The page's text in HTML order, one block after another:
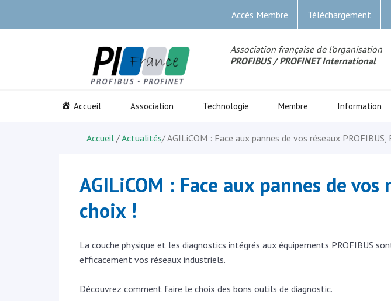
Accès Membre Téléchargement
Association française de l’organisation
PROFIBUS / PROFINET International
Accueil Association Technologie Membre Information
Accueil /Actualités/AGILiCOM : Face aux pannes de vos réseaux
AGILiCOM : Face aux pannes de vos
choix !
La couche physique et les diagnostics intégrés aux équipements PROFIBUS
efficacement vos réseaux industriels.
Découvrez comment faire le choix des bons outils de diagnostic.